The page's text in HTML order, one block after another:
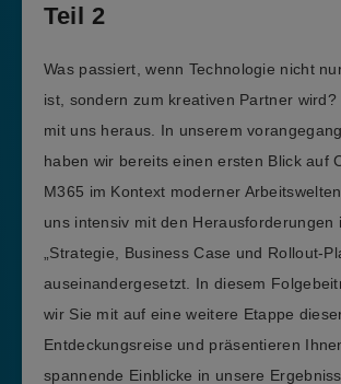
Teil 2
Was passiert, wenn Technologie nicht
ist, sondern zum kreativen Partner
mit uns heraus. In unserem
haben wir bereits einen ersten Blick auf
M365 im Kontext moderner
uns intensiv mit den Herausforderungen
„Strategie, Business Case und Rollout-
auseinandergesetzt. In diesem
wir Sie mit auf eine weitere Etappe
Entdeckungsreise und präsentieren
spannende Einblicke in unsere